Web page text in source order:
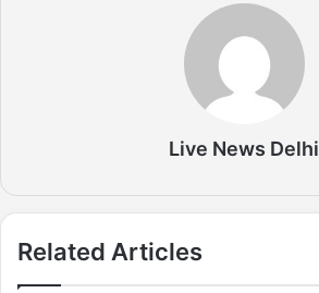
Live News Delhi
Related Articles